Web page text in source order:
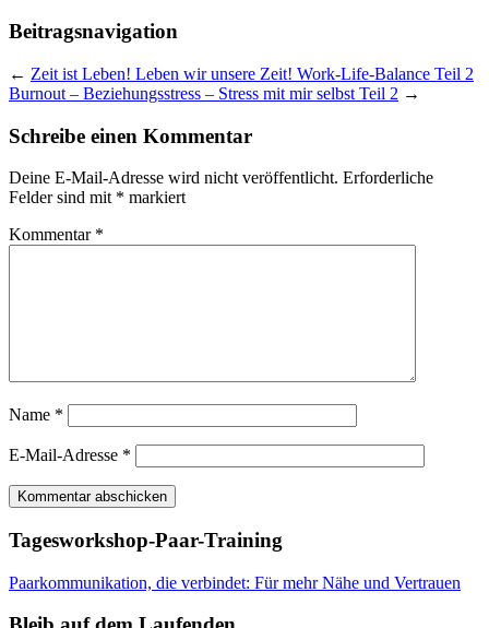
Beitragsnavigation
← Zeit ist Leben! Leben wir unsere Zeit! Work-Life-Balance Teil 2
Burnout – Beziehungsstress – Stress mit mir selbst Teil 2 →
Schreibe einen Kommentar
Deine E-Mail-Adresse wird nicht veröffentlicht. Erforderliche
Felder sind mit * markiert
Kommentar *
Name *
E-Mail-Adresse *
Tagesworkshop-Paar-Training
Paarkommunikation, die verbindet: Für mehr Nähe und Vertrauen